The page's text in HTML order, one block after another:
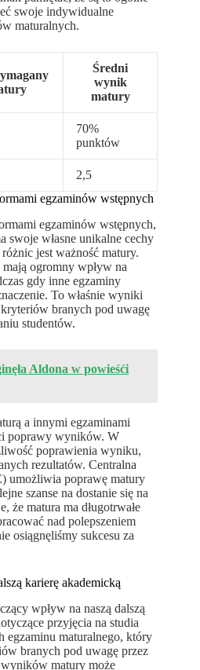
swoje indywidualne
maturalnych.
Średni
wynik
matury
70%
punktów
2,5
egzaminów wstępnych
egzaminów wstępnych,
swoje własne unikalne cechy
jest ważność matury.
ogromny wpływ na
gdy inne egzaminy
To właśnie wyniki
branych pod uwagę
studentów.
Aldona w powieśći
a innymi egzaminami
poprawy wyników. W
poprawienia wyniku,
rezultatów. Centralna
umożliwia poprawę matury
szanse na dostanie się na
że matura ma długotrwałe
nad polepszeniem
osiągnęliśmy sukcesu za
karierę akademicką
wpływ na naszą dalszą
przyjęcia na studia
egzaminu maturalnego, który
branych pod uwagę przez
matury może